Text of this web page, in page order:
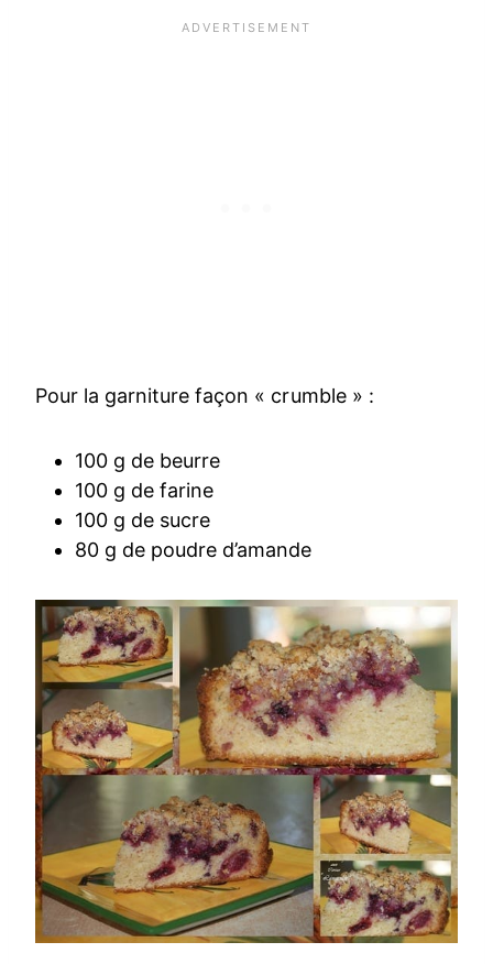
Pour la garniture façon « crumble » :
100 g de beurre
100 g de farine
100 g de sucre
80 g de poudre d’amande